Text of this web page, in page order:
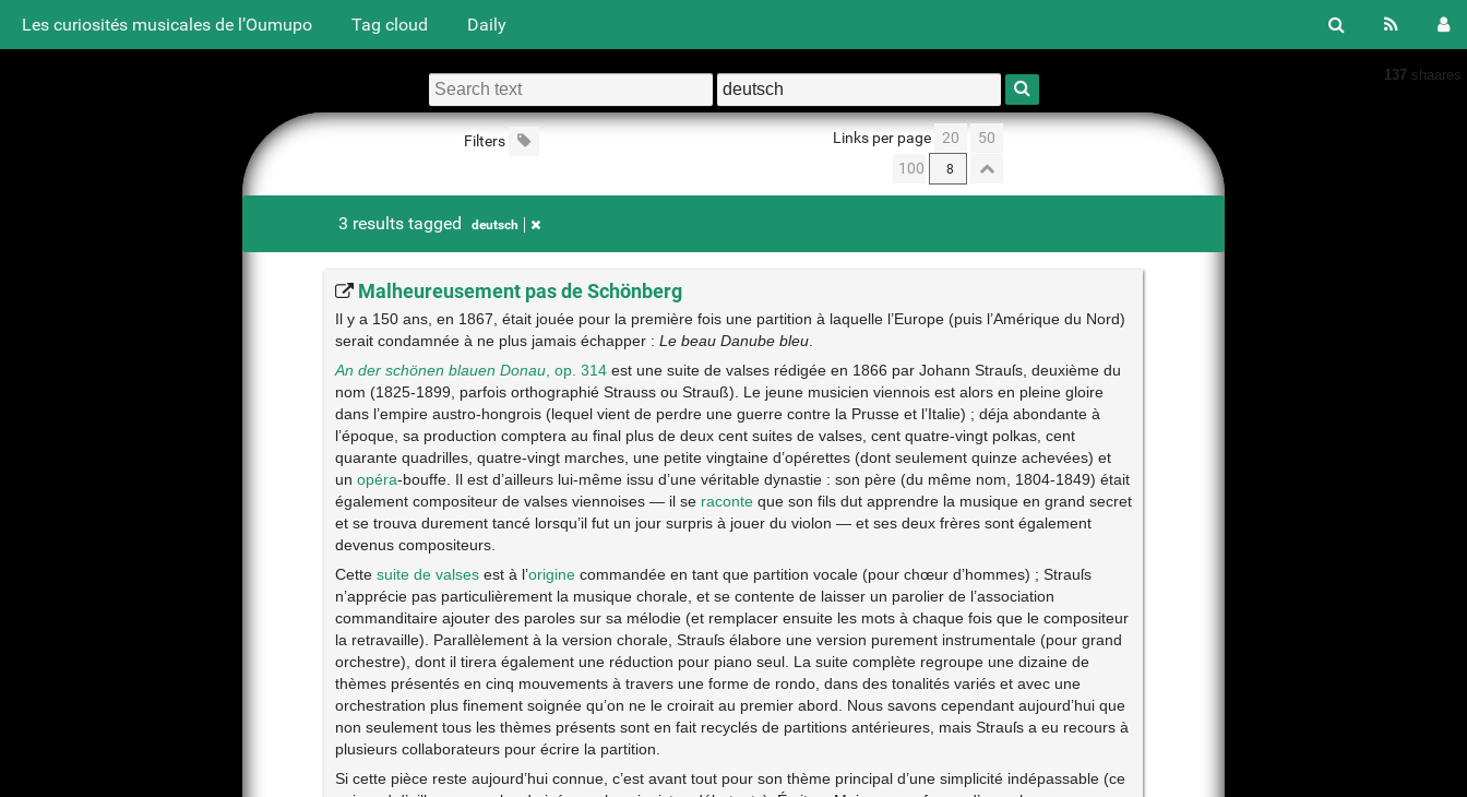
Les curiosités musicales de l’Oumupo Tag cloud Daily
137 shaares
Filters Links per page 20
50
100
3 results tagged deutsch
Malheureusement pas de Schönberg
Il y a 150 ans, en 1867, était jouée pour la première fois une partition à laquelle l’Europe (puis l’Amérique du Nord)
serait condamnée à ne plus jamais échapper : Le beau Danube bleu.
An der schönen blauen Donau, op. 314est une suite de valses rédigée en 1866 par Johann Strauſs, deuxième du
nom (1825-1899, parfois orthographié Strauss ou Strauß). Le jeune musicien viennois est alors en pleine gloire
dans l’empire austro-hongrois (lequel vient de perdre une guerre contre la Prusse et l’Italie) ; déja abondante à
l’époque, sa production comptera au final plus de deux cent suites de valses, cent quatre-vingt polkas, cent
quarante quadrilles, quatre-vingt marches, une petite vingtaine d’opérettes (dont seulement quinze achevées) et
un opéra-bouffe. Il est d’ailleurs lui-même issu d’une véritable dynastie : son père (du même nom, 1804-1849) était
également compositeur de valses viennoises — il se raconteque son fils dut apprendre la musique en grand secret
et se trouva durement tancé lorsqu’il fut un jour surpris à jouer du violon — et ses deux frères sont également
devenus compositeurs.
Cette suite de valsesest à l’originecommandée en tant que partition vocale (pour chœur d’hommes) ; Strauſs
n’apprécie pas particulièrement la musique chorale, et se contente de laisser un parolier de l’association
commanditaire ajouter des paroles sur sa mélodie (et remplacer ensuite les mots à chaque fois que le compositeur
la retravaille). Parallèlement à la version chorale, Strauſs élabore une version purement instrumentale (pour grand
orchestre), dont il tirera également une réduction pour piano seul. La suite complète regroupe une dizaine de
thèmes présentés en cinq mouvements à travers une forme de rondo, dans des tonalités variés et avec une
orchestration plus finement soignée qu’on ne le croirait au premier abord. Nous savons cependant aujourd’hui que
non seulement tous les thèmes présents sont en fait recyclés de partitions antérieures, mais Strauſs a eu recours à
plusieurs collaborateurs pour écrire la partition.
Si cette pièce reste aujourd’hui connue, c’est avant tout pour son thème principal d’une simplicité indépassable (ce